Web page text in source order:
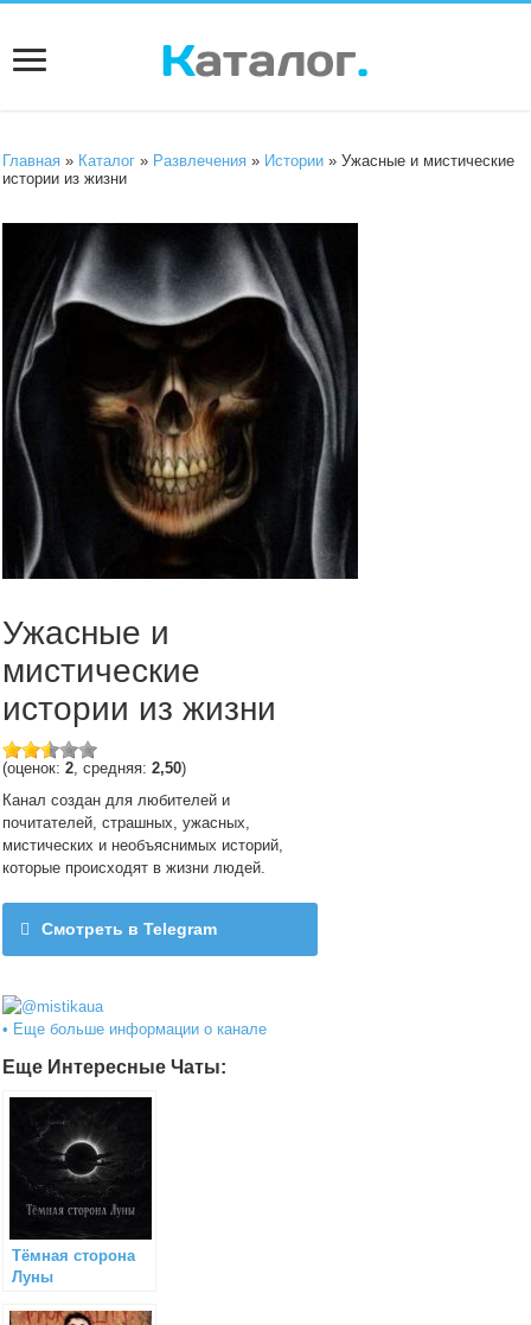
Главная » Каталог » Развлечения » Истории » Ужасные и мистические
истории из жизни
Ужасные и
мистические
истории из жизни
(оценок:2, средняя:2,50)
Канал создан для любителей и
почитателей, страшных, ужасных,
мистических и необъяснимых историй,
которые происходят в жизни людей.
Смотреть в Telegram
• Еще больше информации о канале
Еще Интересные Чаты:
Тёмная сторона
Луны